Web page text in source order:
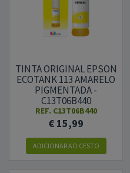
TINTA ORIGINAL EPSON
ECOTANK 113 AMARELO
PIGMENTADA -
C13T06B440
REF. C13T06B440
€ 15,99
ADICIONARAO CESTO